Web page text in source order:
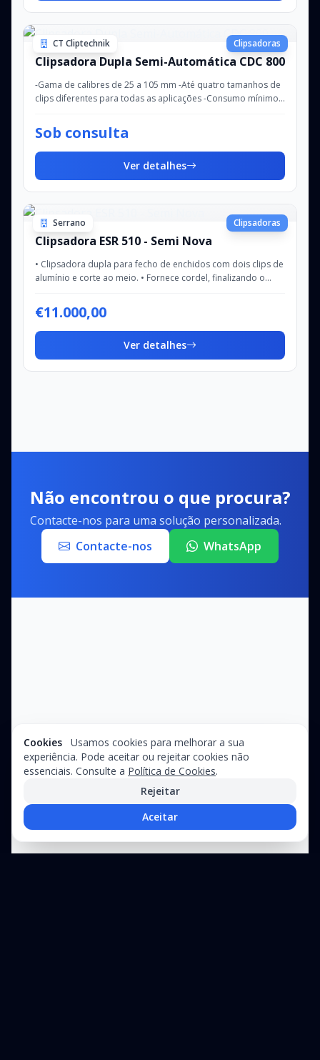
Cookies
Usamos cookies para melhorar a sua
experiência. Pode aceitar ou rejeitar cookies não
essenciais. Consulte a Política de Cookies.
Rejeitar
Aceitar
CT Cliptechnik Clipsadoras
Clipsadora Dupla Semi-Automática CDC 800
-Gama de calibres de 25 a 105 mm -Até quatro tamanhos de
clips diferentes para todas as aplicações -Consumo mínimo
Sob consulta
Ver detalhes
Serrano Clipsadoras
Clipsadora ESR 510 - Semi Nova
• Clipsadora dupla para fecho de enchidos com dois clips de
alumínio e corte ao meio. • Fornece cordel, finalizando o
€11.000,00
Ver detalhes
Não encontrou o que procura?
Contacte-nos para uma solução personalizada.
Contacte-nos
WhatsApp